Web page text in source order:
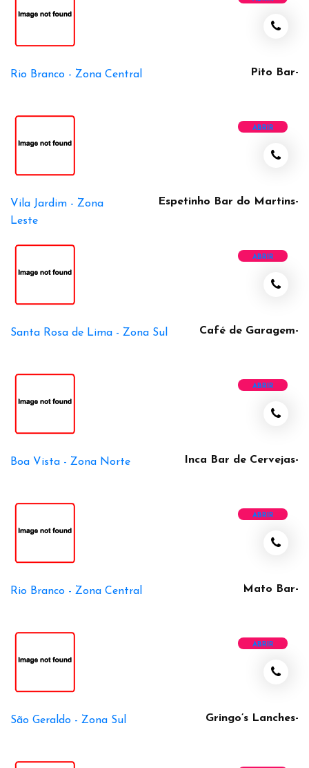
Pito Bar-
Rio Branco - Zona Central
ABRIR
Espetinho Bar do Martins-
Vila Jardim - Zona
Leste
ABRIR
Café de Garagem-
Santa Rosa de Lima - Zona Sul
ABRIR
Inca Bar de Cervejas-
Boa Vista - Zona Norte
ABRIR
Mato Bar-
Rio Branco - Zona Central
ABRIR
Gringo’s Lanches-
São Geraldo - Zona Sul